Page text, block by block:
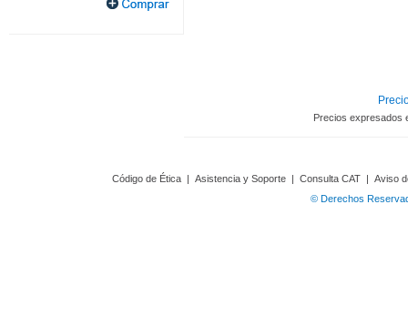
Precios expresados
Código de Ética | Asistencia y Soporte | Consulta CAT | Aviso
© Derechos